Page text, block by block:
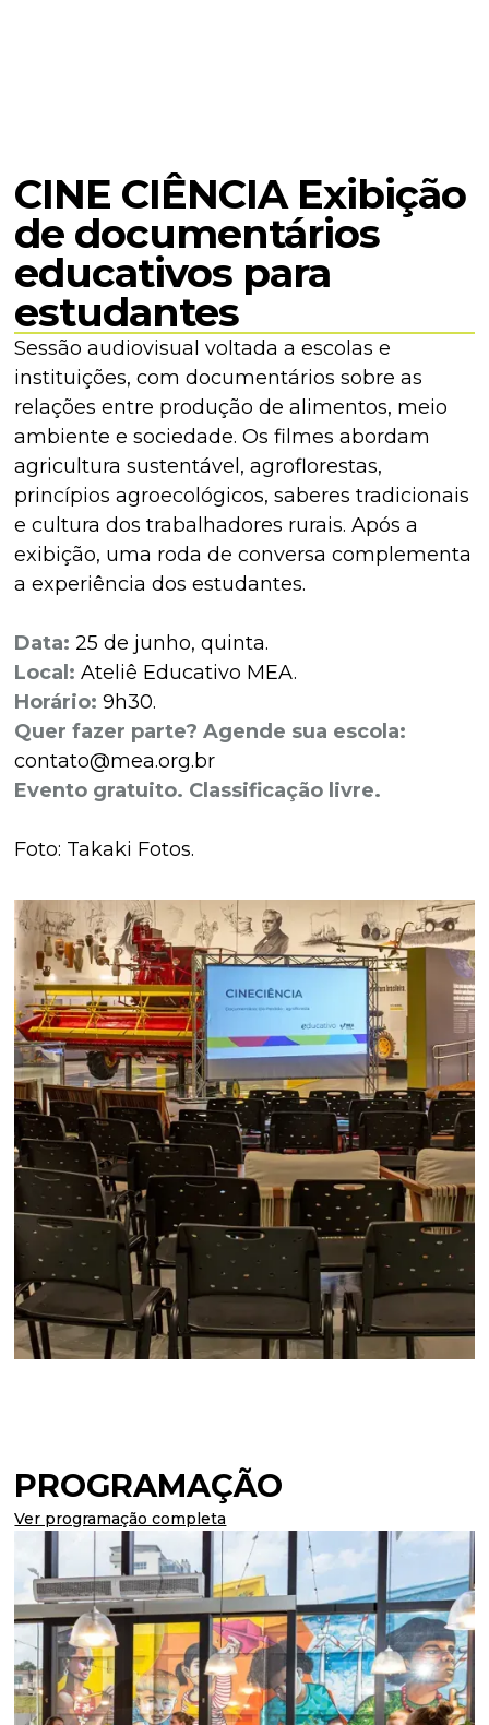
CINE CIÊNCIA Exibição
de documentários
educativos para
estudantes
Sessão audiovisual voltada a escolas e
instituições, com documentários sobre as
relações entre produção de alimentos, meio
ambiente e sociedade. Os filmes abordam
agricultura sustentável, agroflorestas,
princípios agroecológicos, saberes tradicionais
e cultura dos trabalhadores rurais. Após a
exibição, uma roda de conversa complementa
a experiência dos estudantes.
Data:25 de junho, quinta.
Local: Ateliê Educativo MEA.
Horário: 9h30.
Quer fazer parte? Agende sua escola:
contato@mea.org.br
Evento gratuito. Classificação livre.
Foto: Takaki Fotos.
PROGRAMAÇÃO
Ver programação completa